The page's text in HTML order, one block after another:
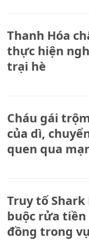
Thanh Hóa
thực hiện
trại hè
Cháu gái
của dì,
quen qua
Truy tố Shark
buộc rửa tiền
đồng trong